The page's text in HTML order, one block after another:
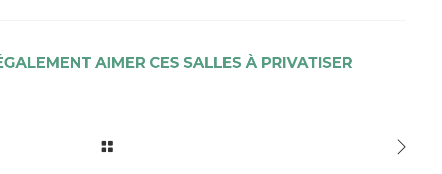
AIMER CES SALLES À PRIVATISER